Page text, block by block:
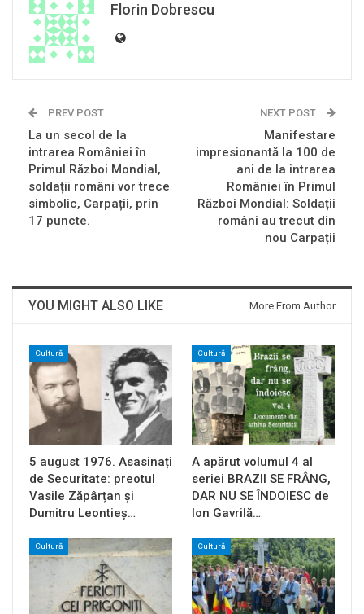
Florin Dobrescu
PREV POST
La un secol de la
intrarea României în
Primul Război Mondial,
soldații români vor trece
simbolic, Carpații, prin
17 puncte.
NEXT POST
Manifestare
impresionantă la 100 de
ani de la intrarea
României în Primul
Război Mondial: Soldații
români au trecut din
nou Carpații
YOU MIGHT ALSO LIKE More From Author
Cultură
5 august 1976. Asasinați
de Securitate: preotul
Vasile Zăpârțan și
Dumitru Leontieș…
Cultură
A apărut volumul 4 al
seriei BRAZII SE FRÂNG,
DAR NU SE ÎNDOIESC de
Ion Gavrilă…
Cultură Cultură